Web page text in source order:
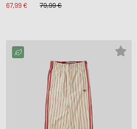
67,99 €
79,99 €